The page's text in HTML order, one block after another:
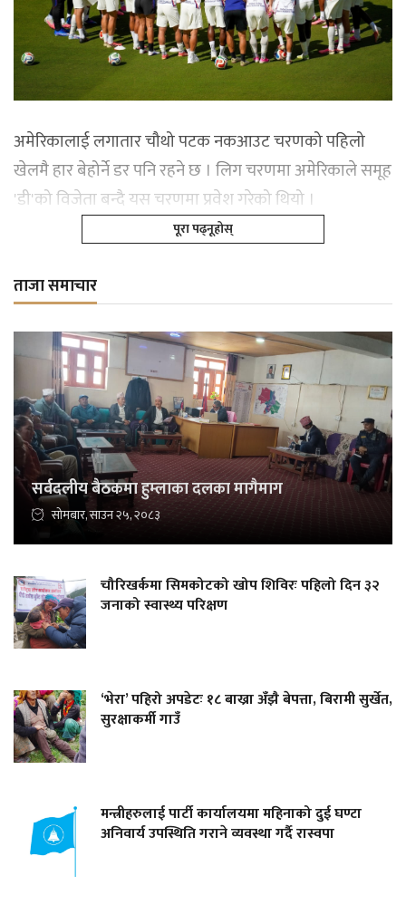
अमेरिकालाई लगातार चौथो पटक नकआउट चरणको पहिलो
खेलमै हार बेहोर्ने डर पनि रहने छ । लिग चरणमा अमेरिकाले समूह
'डी'को विजेता बन्दै यस चरणमा प्रवेश गरेको थियो ।
पूरा पढ्नूहोस्
ताजा समाचार
सर्वदलीय बैठकमा हुम्लाका दलका मागैमाग
सोमबार, साउन २५, २०८३
चौरिखर्कमा सिमकोटको खोप शिविरः पहिलो दिन ३२
जनाको स्वास्थ्य परिक्षण
‘भेरा’ पहिरो अपडेटः १८ बाख्रा अँझै बेपत्ता, बिरामी सुर्खेत,
सुरक्षाकर्मी गाउँ
मन्त्रीहरुलाई पार्टी कार्यालयमा महिनाको दुई घण्टा
अनिवार्य उपस्थिति गराने व्यवस्था गर्दै रास्वपा